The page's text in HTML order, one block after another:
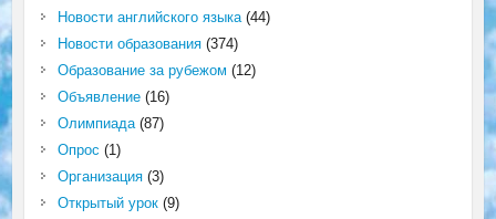
Новости английского языка(44)
Новости образования(374)
Образование за рубежом (12)
Объявление(16)
Олимпиада(87)
Опрос (1)
Организация(3)
Открытый урок(9)